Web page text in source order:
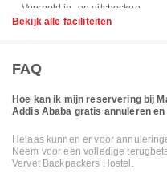
Bekijk alle faciliteiten
FAQ
Hoe kan ik mijn reservering bij
Addis Ababa gratis annuleren
Helaas kunnen er voor
Neem voor een volledige
Vervet Backpackers Hostel.